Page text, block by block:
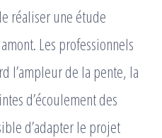
réaliser une étude
Les professionnels
l’ampleur de la pente, la
d’écoulement des
d’adapter le projet